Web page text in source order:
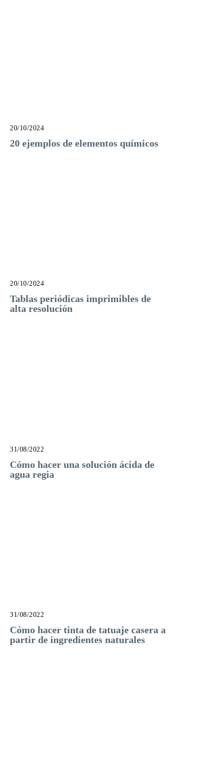
20/10/2024
20 ejemplos de elementos químicos
20/10/2024
Tablas periódicas imprimibles de
alta resolución
31/08/2022
Cómo hacer una solución ácida de
agua regia
31/08/2022
Cómo hacer tinta de tatuaje casera a
partir de ingredientes naturales